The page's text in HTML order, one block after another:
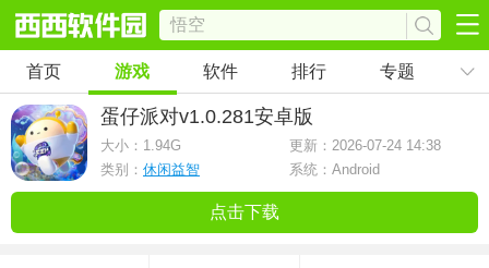
首页 游戏 软件 排行 专题
蛋仔派对v1.0.281安卓版
大小： 1.94G
更新：2026-07-24 14:38
类别： 休闲益智 系统：Android
点击下载